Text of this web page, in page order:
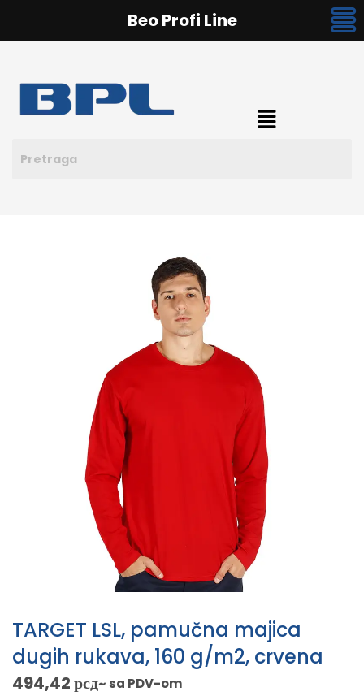
TARGET LSL, pamučna majica
dugih rukava, 160 g/m2, crvena
494,42рсд~ sa PDV-om
Beo Profi Line